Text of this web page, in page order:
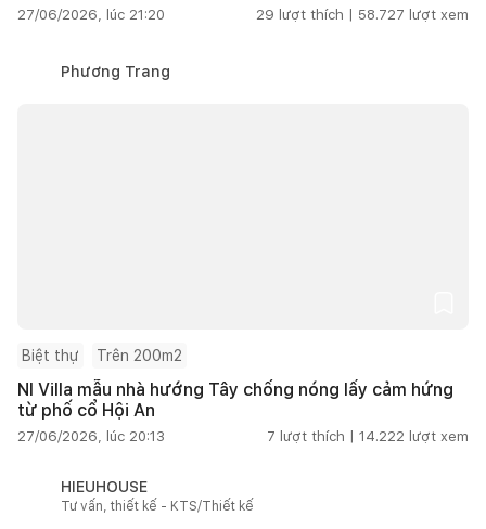
27/06/2026, lúc 21:20 29 lượt thích | 58.727 lượt xem
Phương Trang
Biệt thự Trên 200m2
NI Villa mẫu nhà hướng Tây chống nóng lấy cảm hứng
từ phố cổ Hội An
27/06/2026, lúc 20:13 7 lượt thích | 14.222 lượt xem
HIEUHOUSE
Tư vấn, thiết kế - KTS/Thiết kế